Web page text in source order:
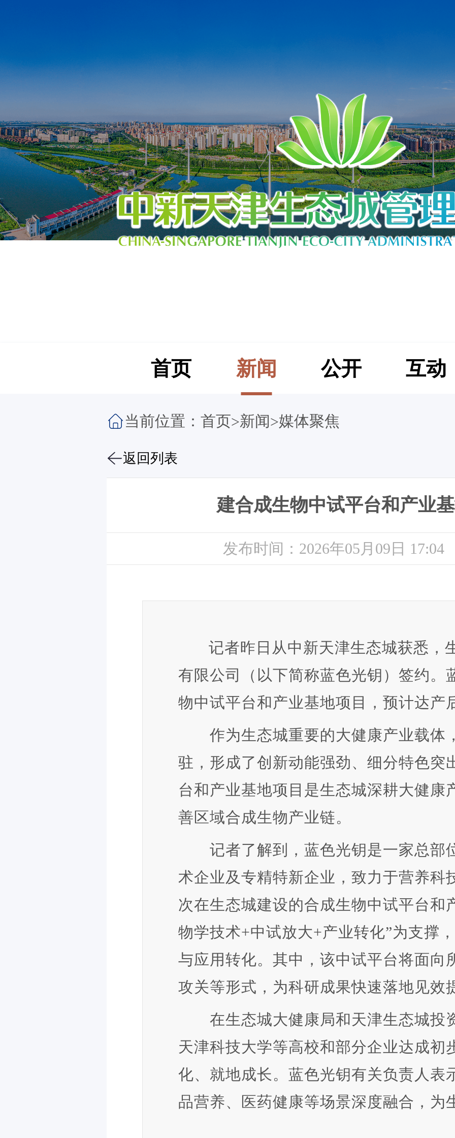
首页 新闻 公开 互动
当前位置： 首页>新闻>媒体聚焦
返回列表
建合成生物中试平台和产业
发布时间：2026年05月09日 17:04
记者昨日从中新天津生态城获悉，
有限公司（以下简称蓝色光钥）签约。
物中试平台和产业基地项目，预计达产
作为生态城重要的大健康产业载体
驻，形成了创新动能强劲、细分特色
台和产业基地项目是生态城深耕大健
善区域合成生物产业链。
记者了解到，蓝色光钥是一家总部
术企业及专精特新企业，致力于营养
次在生态城建设的合成生物中试平台和
物学技术+中试放大+产业转化”为支撑
与应用转化。其中，该中试平台将面
攻关等形式，为科研成果快速落地见效
在生态城大健康局和天津生态城投
天津科技大学等高校和部分企业达成
化、就地成长。蓝色光钥有关负责人
品营养、医药健康等场景深度融合，